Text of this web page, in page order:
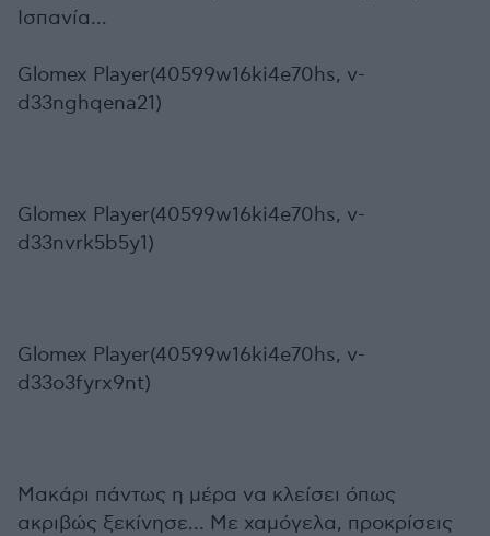
Ισπανία...
Glomex Player(40599w16ki4e70hs, v-
d33nghqena21)
Glomex Player(40599w16ki4e70hs, v-
d33nvrk5b5y1)
Glomex Player(40599w16ki4e70hs, v-
d33o3fyrx9nt)
Μακάρι πάντως η μέρα να κλείσει όπως
ακριβώς ξεκίνησε... Με χαμόγελα, προκρίσεις